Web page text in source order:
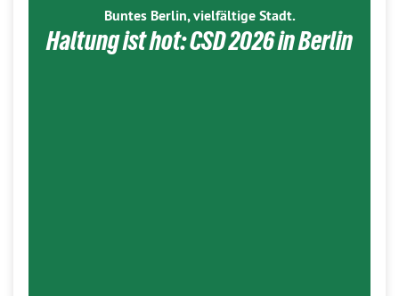
Buntes Berlin, vielfältige Stadt.
Haltung ist hot: CSD 2026 in Berlin